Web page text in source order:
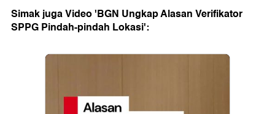
Simak juga Video 'BGN Ungkap AlasanVerifikator
SPPGPindah-pindah Lokasi':